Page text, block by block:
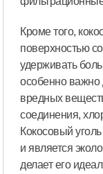
Кроме того,
поверхностью
удерживать
особенно важно
вредных
соединения,
Кокосовый
и является
делает его